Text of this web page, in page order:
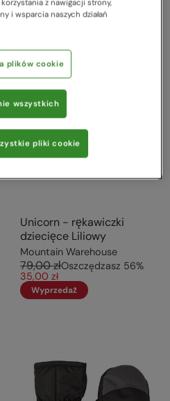
Unicorn - rękawiczki
dziecięce Liliowy
Mountain Warehouse
79,00 złOszczędzasz 56%
35,00 zł
Wyprzedaż
z nawigacji strony,
i wsparcia naszych działań
plików cookie
wszystkich
pliki cookie